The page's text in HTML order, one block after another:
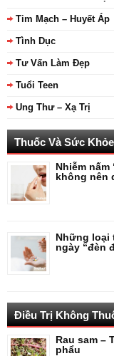
Tim Mạch – Huyết Áp
Tình Dục
Tư Vấn Làm Đẹp
Tuổi Teen
Ung Thư – Xạ Trị
Thuốc Và Sức Khỏe
Nhiễm
không nên
Những loại
ngày “đèn
Điều Trị Không
Rau sam –
phẩu